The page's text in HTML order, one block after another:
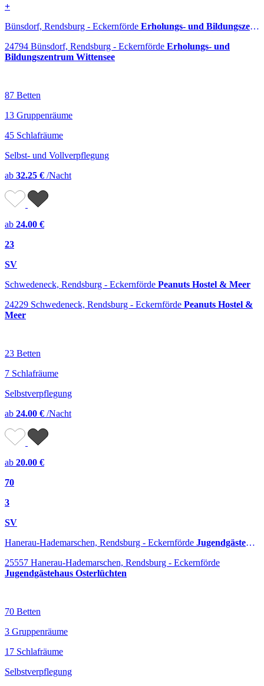
+
Bünsdorf, Rendsburg - Eckernförde Erholungs- und Bildungszentrum Wittensee
24794 Bünsdorf, Rendsburg - Eckernförde Erholungs- und
Bildungszentrum Wittensee
87 Betten
13 Gruppenräume
45 Schlafräume
Selbst- und Vollverpflegung
ab 32.25 € /Nacht
ab 24.00 €
23
SV
Schwedeneck, Rendsburg - Eckernförde Peanuts Hostel & Meer
24229 Schwedeneck, Rendsburg - Eckernförde Peanuts Hostel &
Meer
23 Betten
7 Schlafräume
Selbstverpflegung
ab 24.00 € /Nacht
ab 20.00 €
70
3
SV
Hanerau-Hademarschen, Rendsburg - Eckernförde Jugendgästehaus Osterlüchten
25557 Hanerau-Hademarschen, Rendsburg - Eckernförde
Jugendgästehaus Osterlüchten
70 Betten
3 Gruppenräume
17 Schlafräume
Selbstverpflegung